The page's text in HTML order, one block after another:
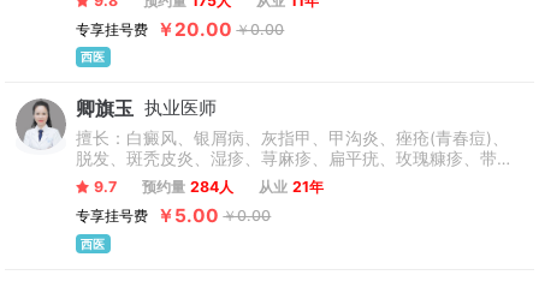
积累与临床成效。
专享挂号费
￥20.00 ￥0.00
西医
卿旗玉 执业医师
擅长：白癜风、银屑病、灰指甲、甲沟炎、痤疮(青春痘)、
脱发、斑秃皮炎、湿疹、荨麻疹、扁平疣、玫瑰糠疹、带状
疱疹、过敏性皮肤病、手足癣、真菌性皮肤病等皮肤常见及
其疑难疾病。
9.7 预约量 284人 从业 21年
专享挂号费
￥5.00 ￥0.00
西医